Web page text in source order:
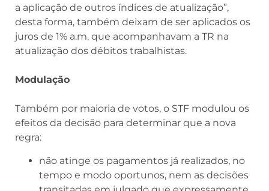
a aplicação de outros índices de atualização”,
desta forma, também deixam de ser aplicados os
juros de 1% a.m. que acompanhavam a TR na
atualização dos débitos trabalhistas.
Modulação
Também por maioria de votos, o STF modulou os
efeitos da decisão para determinar que a nova
regra:
não atinge os pagamentos já realizados, no
tempo e modo oportunos, nem as decisões